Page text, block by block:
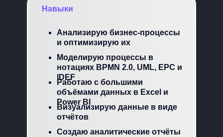
Навыки
Анализирую бизнес-процессы
и оптимизирую их
Моделирую процессы в
нотациях BPMN 2.0, UML, EPC и
IDEF
Работаю с большими
объёмами данных в Excel и
Power BI
Визуализирую данные в виде
отчётов
Создаю аналитические отчёты